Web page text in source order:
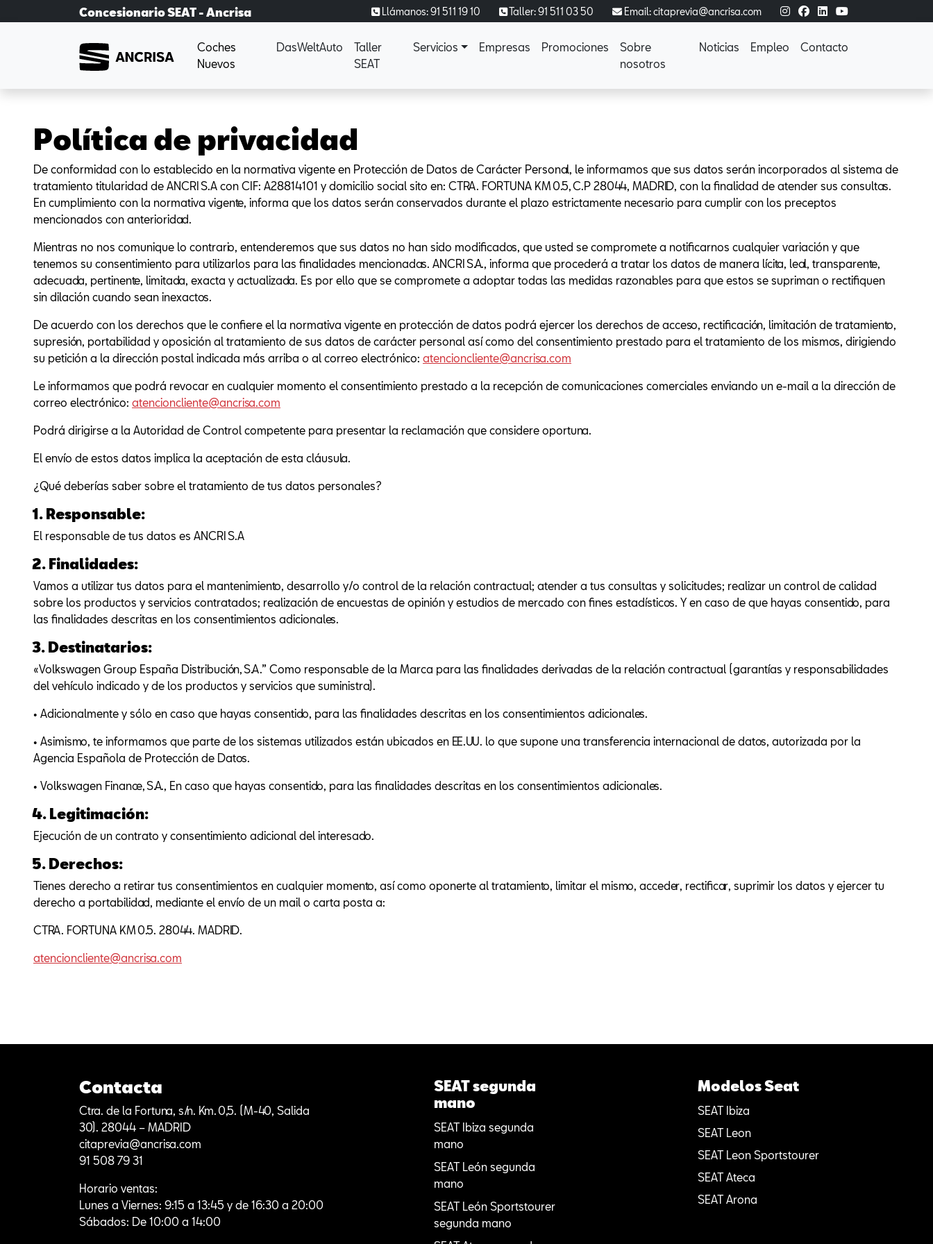
Concesionario SEAT - Ancrisa Llámanos: 91 511 19 10 Taller: 91 511 03 50 Email: citaprevia@ancrisa.com
Coches
Nuevos
DasWeltAuto
Taller
SEAT
Servicios Empresas Promociones
Sobre
nosotros
Noticias Empleo Contacto
Política de privacidad
De conformidad con lo establecido en la normativa vigente en Protección de Datos de Carácter Personal, le informamos que sus datos serán incorporados al sistema de
tratamiento titularidad de ANCRI S.A con CIF: A28814101 y domicilio social sito en: CTRA. FORTUNA KM 0.5, C.P 28044, MADRID, con la finalidad de atender sus consultas.
En cumplimiento con la normativa vigente, informa que los datos serán conservados durante el plazo estrictamente necesario para cumplir con los preceptos
mencionados con anterioridad.
Mientras no nos comunique lo contrario, entenderemos que sus datos no han sido modificados, que usted se compromete a notificarnos cualquier variación y que
tenemos su consentimiento para utilizarlos para las finalidades mencionadas. ANCRI S.A., informa que procederá a tratar los datos de manera lícita, leal, transparente,
adecuada, pertinente, limitada, exacta y actualizada. Es por ello que se compromete a adoptar todas las medidas razonables para que estos se supriman o rectifiquen
sin dilación cuando sean inexactos.
De acuerdo con los derechos que le confiere el la normativa vigente en protección de datos podrá ejercer los derechos de acceso, rectificación, limitación de tratamiento,
supresión, portabilidad y oposición al tratamiento de sus datos de carácter personal así como del consentimiento prestado para el tratamiento de los mismos, dirigiendo
su petición a la dirección postal indicada más arriba o al correo electrónico: atencioncliente@ancrisa.com
Le informamos que podrá revocar en cualquier momento el consentimiento prestado a la recepción de comunicaciones comerciales enviando un e-mail a la dirección de
correo electrónico: atencioncliente@ancrisa.com
Podrá dirigirse a la Autoridad de Control competente para presentar la reclamación que considere oportuna.
El envío de estos datos implica la aceptación de esta cláusula.
¿Qué deberías saber sobre el tratamiento de tus datos personales?
1. Responsable:
El responsable de tus datos es ANCRI S.A
2. Finalidades:
Vamos a utilizar tus datos para el mantenimiento, desarrollo y/o control de la relación contractual; atender a tus consultas y solicitudes; realizar un control de calidad
sobre los productos y servicios contratados; realización de encuestas de opinión y estudios de mercado con fines estadísticos. Y en caso de que hayas consentido, para
las finalidades descritas en los consentimientos adicionales.
3. Destinatarios:
«Volkswagen Group España Distribución, S.A.” Como responsable de la Marca para las finalidades derivadas de la relación contractual (garantías y responsabilidades
del vehículo indicado y de los productos y servicios que suministra).
• Adicionalmente y sólo en caso que hayas consentido, para las finalidades descritas en los consentimientos adicionales.
• Asimismo, te informamos que parte de los sistemas utilizados están ubicados en EE.UU. lo que supone una transferencia internacional de datos, autorizada por la
Agencia Española de Protección de Datos.
• Volkswagen Finance, S.A., En caso que hayas consentido, para las finalidades descritas en los consentimientos adicionales.
4. Legitimación:
Ejecución de un contrato y consentimiento adicional del interesado.
5. Derechos:
Tienes derecho a retirar tus consentimientos en cualquier momento, así como oponerte al tratamiento, limitar el mismo, acceder, rectificar, suprimir los datos y ejercer tu
derecho a portabilidad, mediante el envío de un mail o carta posta a:
CTRA. FORTUNA KM 0.5. 28044. MADRID.
atencioncliente@ancrisa.com
Contacta
Ctra. de la Fortuna, s/n. Km. 0,5. (M-40, Salida
30). 28044 – MADRID
citaprevia@ancrisa.com
91 508 79 31
Horario ventas:
Lunes a Viernes: 9:15 a 13:45 y de 16:30 a 20:00
Sábados: De 10:00 a 14:00
SEAT segunda
mano
SEAT Ibiza segunda
mano
SEAT León segunda
mano
SEAT León Sportstourer
segunda mano
Modelos Seat
SEAT Ibiza
SEAT Leon
SEAT Leon Sportstourer
SEAT Ateca
SEAT Arona